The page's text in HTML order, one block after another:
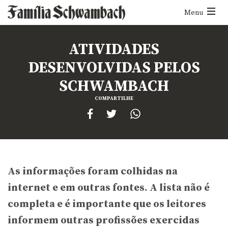
Menu
Menu
ATIVIDADES
DESENVOLVIDAS PELOS
SCHWAMBACH
COMPARTILHE
As informações foram colhidas na
internet e em outras fontes. A lista não é
completa e é importante que os leitores
informem outras profissões exercidas